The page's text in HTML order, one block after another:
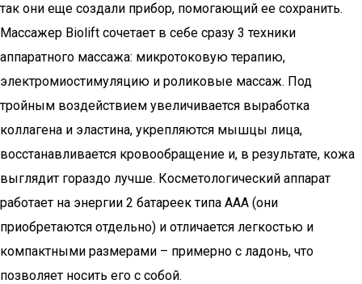
так они еще создали прибор, помогающий ее сохранить.
Массажер Biolift сочетает в себе сразу 3 техники
аппаратного массажа: микротоковую терапию,
электромиостимуляцию и роликовые массаж. Под
тройным воздействием увеличивается выработка
коллагена и эластина, укрепляются мышцы лица,
восстанавливается кровообращение и, в результате, кожа
выглядит гораздо лучше. Косметологический аппарат
работает на энергии 2 батареек типа ААА (они
приобретаются отдельно) и отличается легкостью и
компактными размерами – примерно с ладонь, что
позволяет носить его с собой.